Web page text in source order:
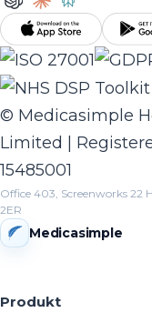
© Medicasimple
Limited |
15485001
Office 403, Screenworks 22
2ER
Medicasimple
Produkt